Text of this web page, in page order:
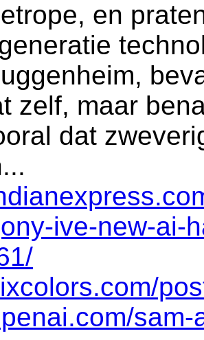
en
zelf, maar
dat
ive-new-ai-
sam-